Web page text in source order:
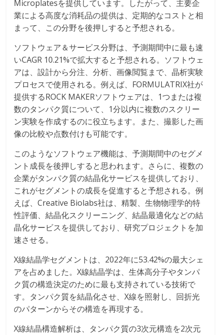
Microplatesを提供しています。したがって、主要企
業による高度な消耗品の提供は、定期的なコストと相
まって、この分野を後押しすると予想される。
ソフトウェア＆サービス分野は、予測期間中に最も速
いCAGR 10.21%で拡大すると予想される。ソフトウェ
アは、設計から分注、分析、画像閲覧まで、晶析実験
プロセスで使用される。例えば、FORMULATRIX社が
提供するROCK MAKERソフトウェアは、1つまたは複
数のタンパク質について、1分以内に複数のスクリー
ン実験を作成するのに役立ちます。また、撮影した画
像の比較や点数付けも可能です。
このようなソフトウェア機能は、予測期間中のセグメ
ント成長を後押しすると思われます。さらに、複数の
企業がタンパク質の結晶化サービスを提供しており、
これがセグメントの成長を促進すると予想される。例
えば、Creative Biolabs社は、精製、生物物理学的特
性評価、結晶化スクリーニング、結晶最適化などの結
晶化サービスを提供しており、研究プロジェクトを加
速させる。
X線結晶学セグメントは、2022年に53.42%の最大シェ
アを占めました。X線結晶学は、生体高分子やタンパ
ク質の構造決定のために最も支持されている技術で
す。タンパク質を結晶化させ、X線を照射し、回折光
のパターンからその構造を再現する。
X線結晶構造解析は、タンパク質の3次元構造を2次元